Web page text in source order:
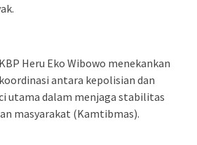
Heru Eko Wibowo menekankan
antara kepolisian dan
utama dalam menjaga stabilitas
masyarakat (Kamtibmas).